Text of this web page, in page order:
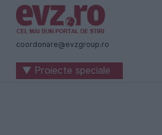
Știri
naționale
internaționale
coordonare@evzgroup.ro
▼ Proiecte speciale